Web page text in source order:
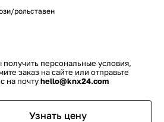
рольставен
получить персональные условия,
заказ на сайте или отправьте
на почтуhello@knx24.com
Узнать цену